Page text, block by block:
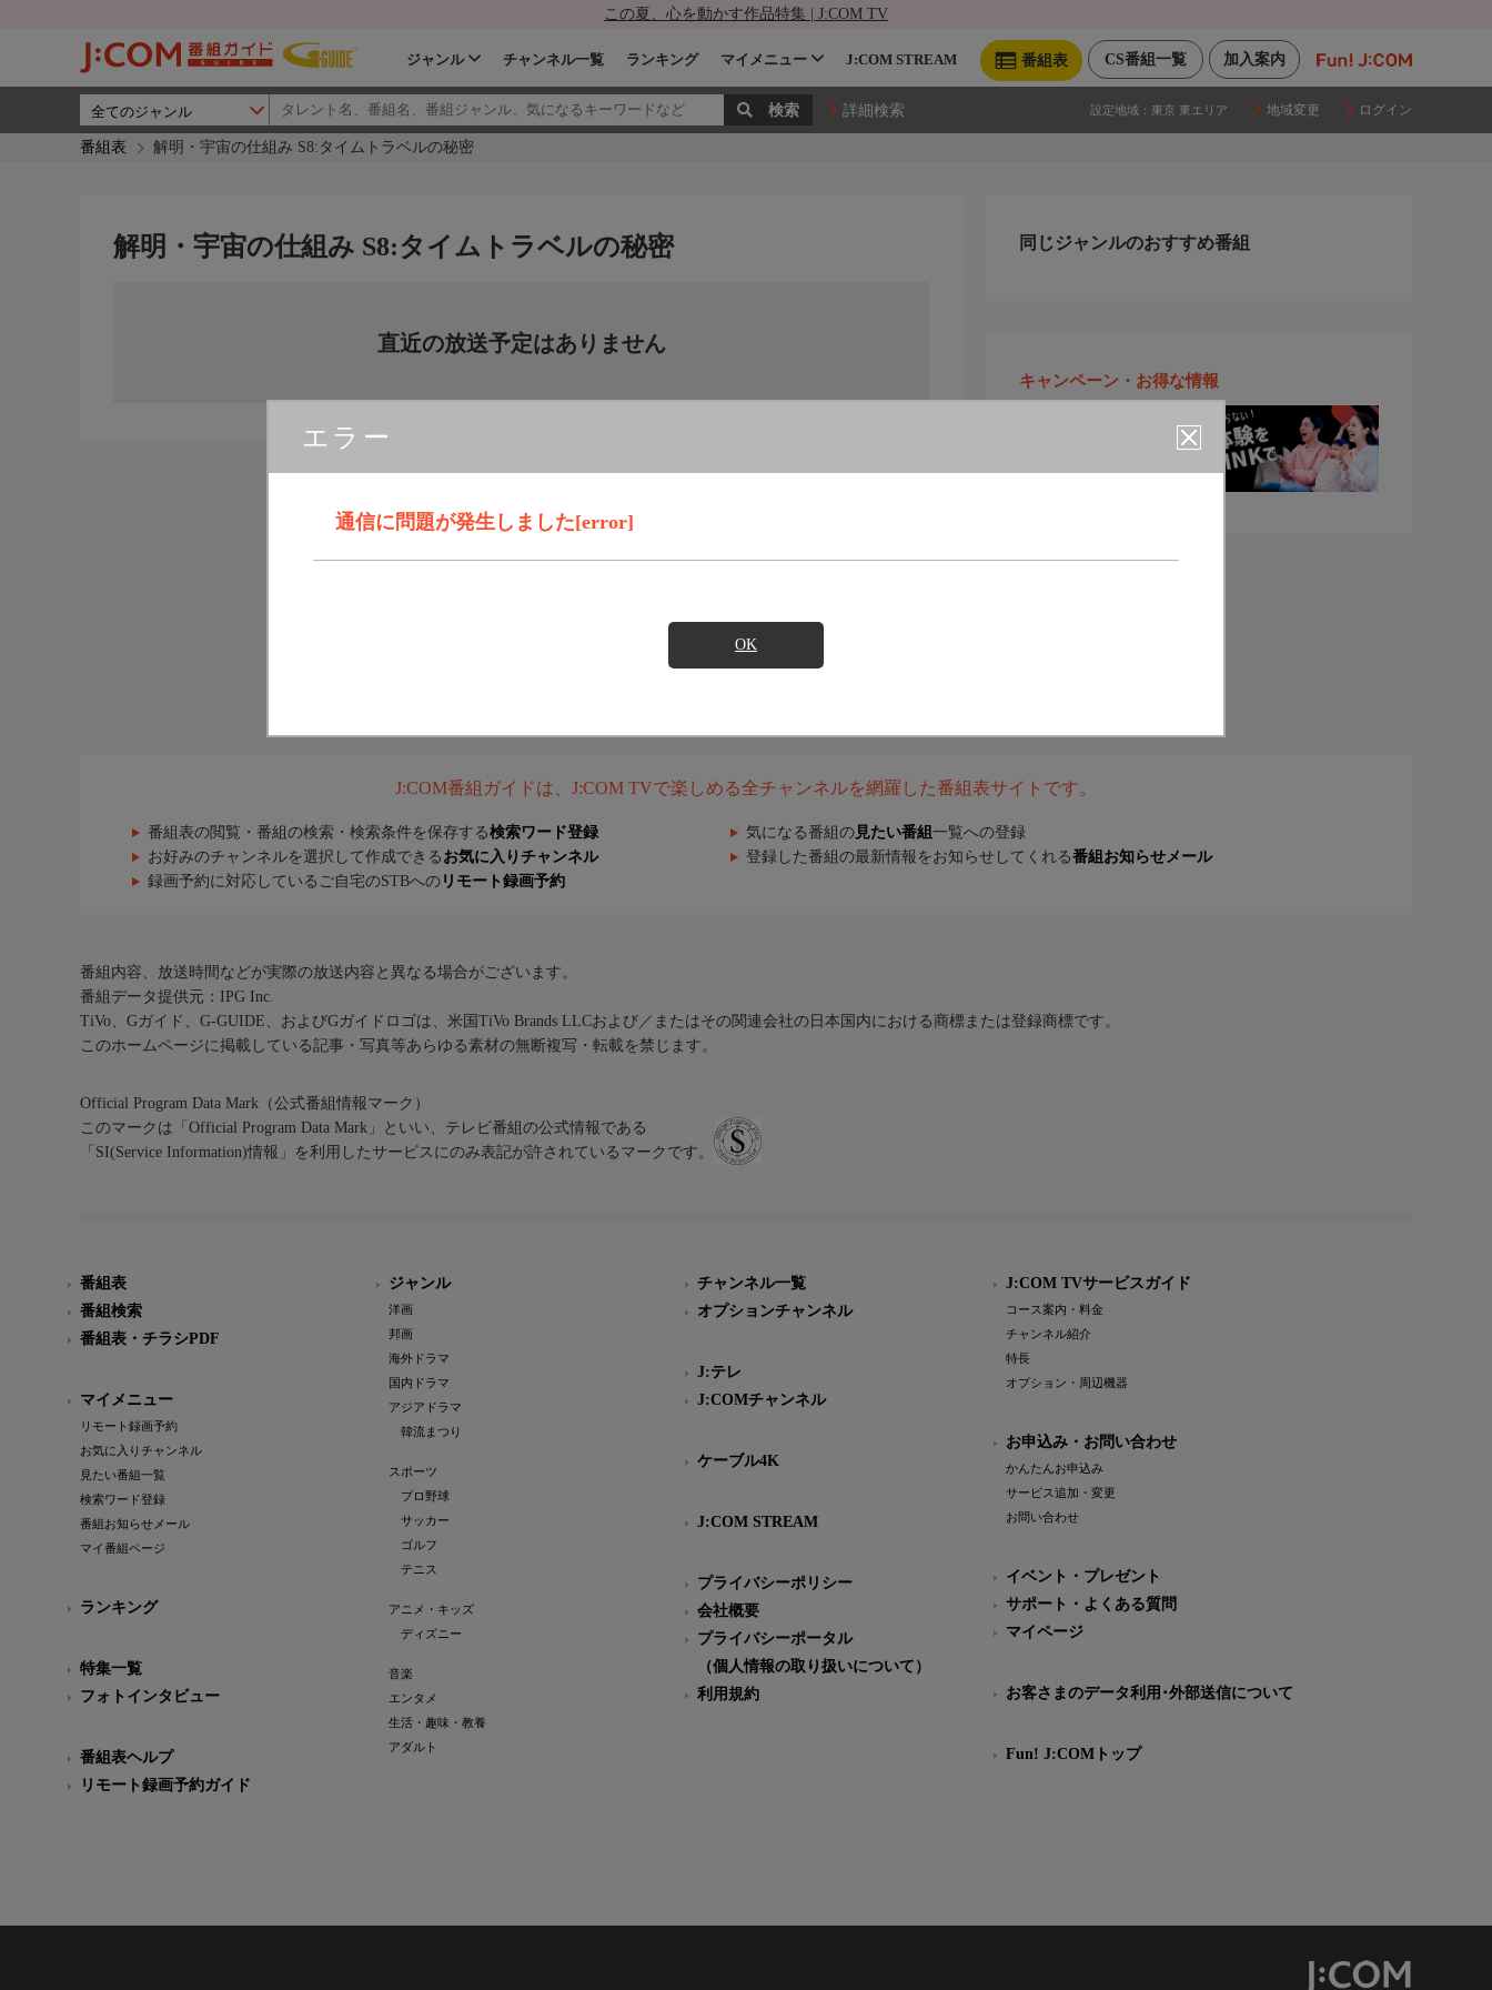
この夏、心を動かす作品特集 | J:COM TV
加入案内
CS番組一覧
番組表
ジャンル チャンネル一覧 ランキング マイメニュー J:COM STREAM
詳細検索 設定地域： 東京 東エリア 地域変更 ログイン
番組表 解明・宇宙の仕組み S8:タイムトラベルの秘密
エラー
通信に問題が発生しました[error]
OK
解明・宇宙の仕組み S8:タイムトラベルの秘密
直近の放送予定はありません
同じジャンルのおすすめ番組
キャンペーン・お得な情報
J:COM番組ガイドは、J:COM TVで楽しめる全チャンネルを網羅した番組表サイトです。
番組表の閲覧・番組の検索・検索条件を保存する検索ワード登録 気になる番組の 見たい番組 一覧への登録
お好みのチャンネルを選択して作成できる お気に入りチャンネル 登録した番組の最新情報をお知らせしてくれる番組お知らせメール
録画予約に対応しているご自宅のSTBへの リモート録画予約
番組内容、放送時間などが実際の放送内容と異なる場合がございます。
番組データ提供元：IPG Inc.
TiVo、Gガイド、G-GUIDE、およびGガイドロゴは、米国TiVo Brands LLCおよび／またはその関連会社の日本国内における商標または登録商標です。
このホームページに掲載している記事・写真等あらゆる素材の無断複写・転載を禁じます。
Official Program Data Mark（公式番組情報マーク）
このマークは「Official Program Data Mark」といい、テレビ番組の公式情報である
「SI(Service Information)情報」を利用したサービスにのみ表記が許されているマークです。
番組表
番組検索
番組表・チラシPDF
マイメニュー
リモート録画予約
お気に入りチャンネル
見たい番組一覧
検索ワード登録
番組お知らせメール
マイ番組ページ
ランキング
特集一覧
フォトインタビュー
番組表ヘルプ
リモート録画予約ガイド
ジャンル
洋画
邦画
海外ドラマ
国内ドラマ
アジアドラマ
韓流まつり
スポーツ
プロ野球
サッカー
ゴルフ
テニス
アニメ・キッズ
ディズニー
音楽
エンタメ
生活・趣味・教養
アダルト
チャンネル一覧
オプションチャンネル
J:テレ
J:COMチャンネル
ケーブル4K
J:COM STREAM
プライバシーポリシー
会社概要
プライバシーポータル
（個人情報の取り扱いについて）
利用規約
J:COM TVサービスガイド
コース案内・料金
チャンネル紹介
特長
オプション・周辺機器
お申込み・お問い合わせ
かんたんお申込み
サービス追加・変更
お問い合わせ
イベント・プレゼント
サポート・よくある質問
マイページ
お客さまのデータ利用･外部送信について
Fun! J:COMトップ